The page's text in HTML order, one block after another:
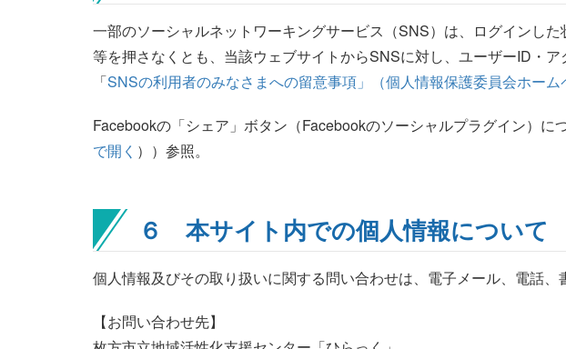
一部のソーシャルネットワーキングサービス（SNS）は、ログインし
等を押さなくとも、当該ウェブサイトからSNSに対し、ユーザーID・
「SNSの利用者のみなさまへの留意事項」（個人情報保護委員会ホーム
Facebookの「シェア」ボタン（Facebookのソーシャルプラグイン）
で開く ））参照。
６ 本サイト内での個人情報について
個人情報及びその取り扱いに関する問い合わせは、電子メール、電話、
【お問い合わせ先】